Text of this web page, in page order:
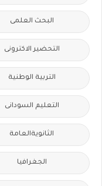
البحث العلمى
التحضير الاكترونى
التربية الوطنية
التعليم السودانى
الثانويةالعامة
الجغرافيا